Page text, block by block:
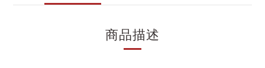
商品描述